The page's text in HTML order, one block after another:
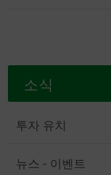
소식
투자 유치
뉴스 - 이벤트